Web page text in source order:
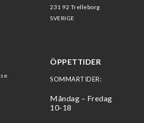
231 92 Trelleborg
SVERIGE
ÖPPETTIDER
SOMMARTIDER:
Måndag – Fredag
10-18